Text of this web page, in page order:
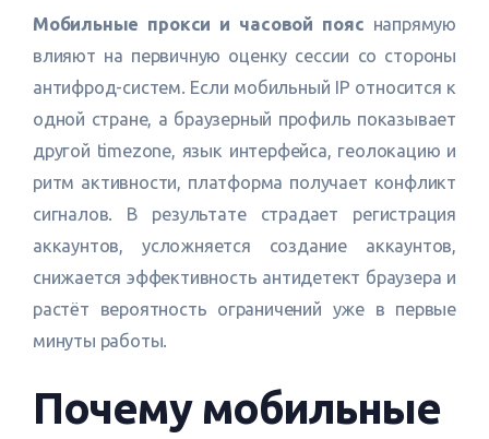
Мобильные прокси и часовой пояс напрямую
влияют на первичную оценку сессии со стороны
антифрод-систем. Если мобильный IP относится к
одной стране, а браузерный профиль показывает
другой timezone, язык интерфейса, геолокацию и
ритм активности, платформа получает конфликт
сигналов. В результате страдает регистрация
аккаунтов, усложняется создание аккаунтов,
снижается эффективность антидетект браузера и
растёт вероятность ограничений уже в первые
минуты работы.
Почему мобильные